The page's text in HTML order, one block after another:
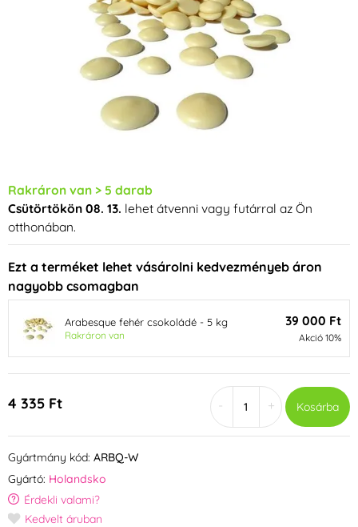
Rakráron van > 5 darab
Csütörtökön 08. 13. lehet átvenni vagy futárral az Ön
otthonában.
Ezt a terméket lehet vásárolni kedvezményeb áron
nagyobb csomagban
Arabesque fehér csokoládé - 5 kg
Rakráron van
39 000 Ft
Akció 10%
4 335 Ft + Kosárba
Gyártmány kód: ARBQ-W
Gyártó: Holandsko
Érdekli valami?
Kedvelt áruban